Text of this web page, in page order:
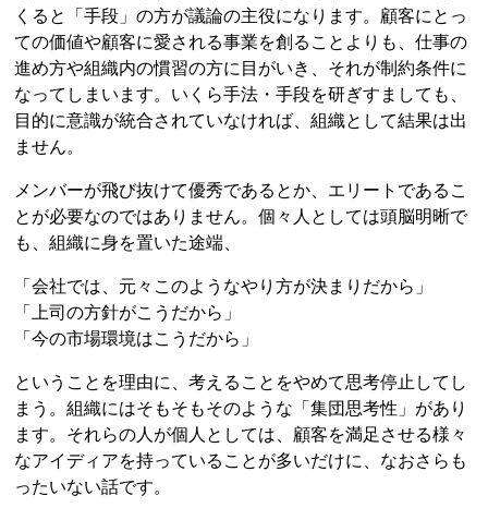
くると「手段」の方が議論の主役になります。顧客にとっ
ての価値や顧客に愛される事業を創ることよりも、仕事の
進め方や組織内の慣習の方に目がいき、それが制約条件に
なってしまいます。いくら手法・手段を研ぎすましても、
目的に意識が統合されていなければ、組織として結果は出
ません。
メンバーが飛び抜けて優秀であるとか、エリートであるこ
とが必要なのではありません。個々人としては頭脳明晰で
も、組織に身を置いた途端、
「会社では、元々このようなやり方が決まりだから」
「上司の方針がこうだから」
「今の市場環境はこうだから」
ということを理由に、考えることをやめて思考停止してし
まう。組織にはそもそもそのような「集団思考性」があり
ます。それらの人が個人としては、顧客を満足させる様々
なアイディアを持っていることが多いだけに、なおさらも
ったいない話です。